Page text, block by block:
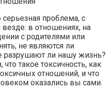
проблема, с
в отношениях, на
с родителями или
не являются ли
разрушают ли нашу жизнь?
такое токсичность, как
отношений, и что
оказались вы сами.